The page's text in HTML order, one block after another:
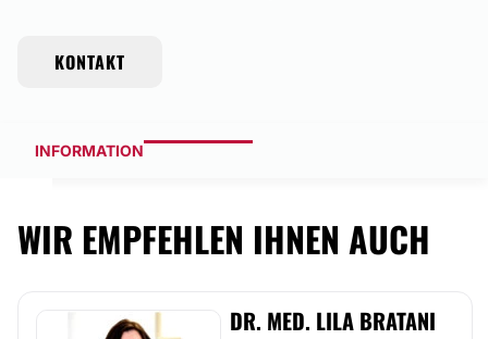
KONTAKT
INFORMATION
WIR EMPFEHLEN IHNEN AUCH
DR. MED. LILA BRATANI